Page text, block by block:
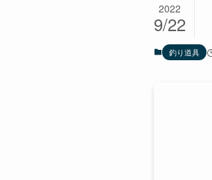
2022
9/22
釣り道具